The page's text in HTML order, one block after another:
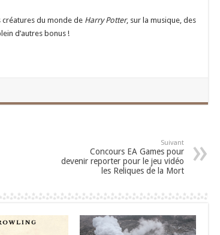
du monde de Harry Potter, sur la musique, des
d’autres bonus !
Suivant
Concours EA Games pour
devenir reporter pour le jeu vidéo
les Reliques de la Mort